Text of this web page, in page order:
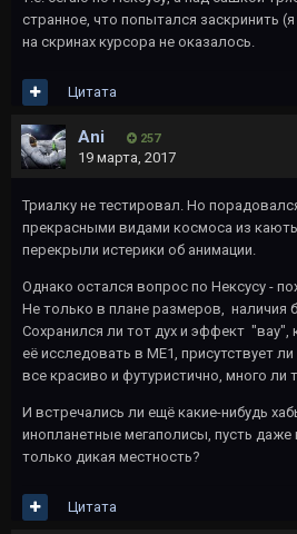
странное, что попытался заскринить
на скринах курсора не оказалось.
Цитата
Ani 257
19 марта, 2017
Триалку не тестировал. Но
прекрасными видами космоса из
перекрыли истерики об анимации.
Однако остался вопрос по Нексусу -
Не только в плане размеров, наличия
Сохранился ли тот дух и эффект "вау",
её исследовать в МЕ1, присутствует
все красиво и футуристично, много ли
И встречались ли ещё какие-нибудь
инопланетные мегаполисы, пусть даже
только дикая местность?
Цитата